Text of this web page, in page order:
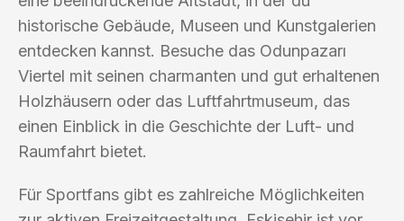
historische Gebäude, Museen und Kunstgalerien
entdecken kannst. Besuche das Odunpazarı
Viertel mit seinen charmanten und gut erhaltenen
Holzhäusern oder das Luftfahrtmuseum, das
einen Einblick in die Geschichte der Luft- und
Raumfahrt bietet.
Für Sportfans gibt es zahlreiche Möglichkeiten